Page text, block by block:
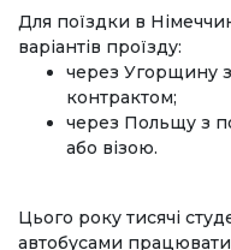
Для поїздки в
варіантів проїзду:
через Угорщину
контрактом;
через Польщу з
або візою.
Цього року тисячі
автобусами